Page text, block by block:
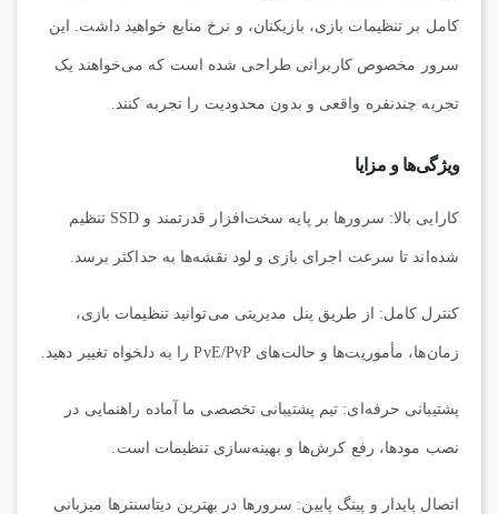
کامل بر تنظیمات بازی، بازیکنان، و نرخ منابع خواهید داشت. این
سرور مخصوص کاربرانی طراحی شده است که می‌خواهند یک
تجربه چندنفره واقعی و بدون محدودیت را تجربه کنند.
ویژگی‌ها و مزایا
کارایی بالا: سرورها بر پایه سخت‌افزار قدرتمند و SSD تنظیم
شده‌اند تا سرعت اجرای بازی و لود نقشه‌ها به حداکثر برسد.
کنترل کامل: از طریق پنل مدیریتی می‌توانید تنظیمات بازی،
زمان‌ها، مأموریت‌ها و حالت‌های PvE/PvP را به دلخواه تغییر دهید.
پشتیبانی حرفه‌ای: تیم پشتیبانی تخصصی ما آماده راهنمایی در
نصب مودها، رفع کرش‌ها و بهینه‌سازی تنظیمات است.
اتصال پایدار و پینگ پایین: سرورها در بهترین دیتاسنترها میزبانی